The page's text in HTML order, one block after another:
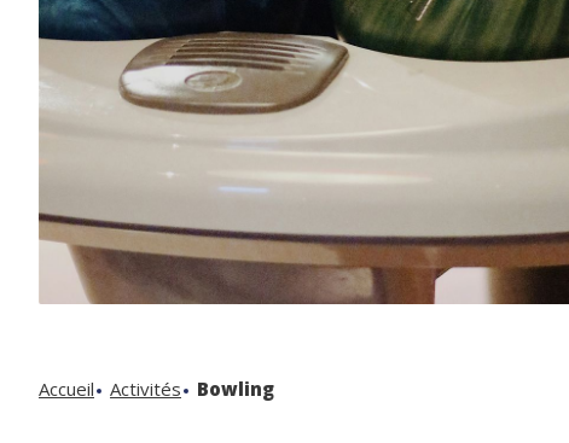
Accueil Activités Bowling